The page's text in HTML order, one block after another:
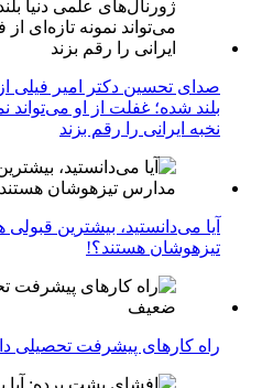
صدای تحسین دکتر امیر فیلی
بلند شده؛ غفلت از او می‌تواند
نخبه ایرانی را رقم بزند
آیا می‌دانستید، بیشترین
تیزهوشان هستند؟!
راه کارهای پیشرفت تحصیلی